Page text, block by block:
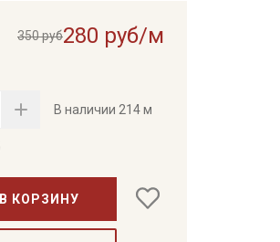
350 руб280 руб/м
В наличии 214 м
КОРЗИНУ